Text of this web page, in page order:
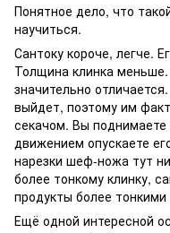
Понятное дело, что
научиться.
Сантоку короче, легче.
Толщина клинка
значительно
выйдет, поэтому им
секачом. Вы
движением опускаете
нарезки шеф-ножа тут
более тонкому клинку,
продукты более
Ещё одной интересной